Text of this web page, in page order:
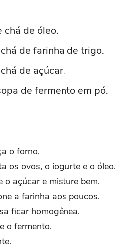
chá de óleo.
de farinha de trigo.
de açúcar.
de fermento em pó.
o forno.
os ovos, o iogurte e o óleo.
o açúcar e misture bem.
a farinha aos poucos.
ficar homogênea.
o fermento.